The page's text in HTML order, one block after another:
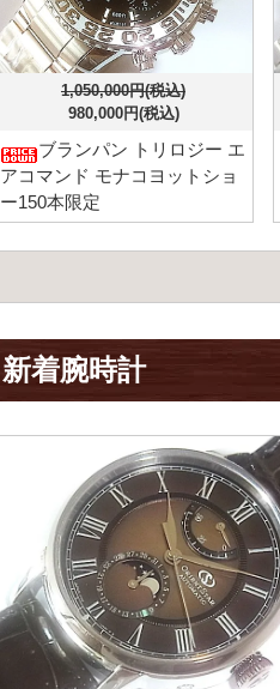
1,050,000円(税込)
980,000円(税込)
ブランパン トリロジー エ
アコマンド モナコヨットショ
ー150本限定
新着腕時計